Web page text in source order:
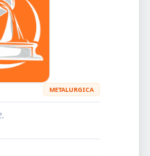
y Siderúrgicas
EMPRESA
METALURGICA